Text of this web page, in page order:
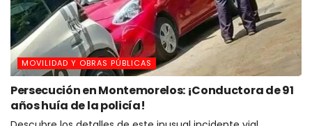
MOVILIDAD Y OBRAS PÚBLICAS
Persecución en Montemorelos: ¡Conductora de 91
años huía de la policía!